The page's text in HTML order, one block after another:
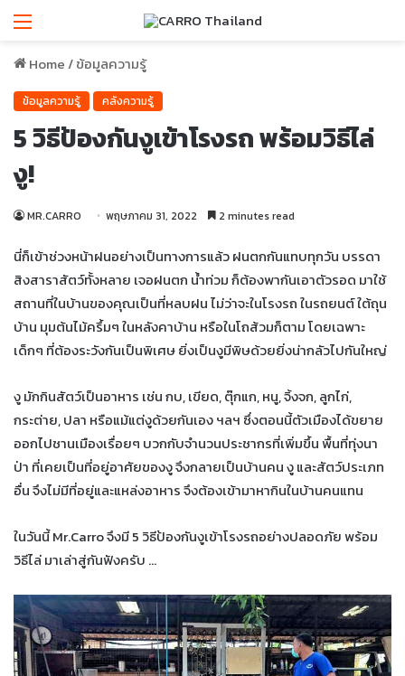
Menu
Home/ข้อมูลความรู้
ข้อมูลความรู้ คลังความรู้
5 วิธีป้องกันงูเข้าโรงรถ พร้อมวิธีไล่
งู!
MR.CARRO พฤษภาคม 31, 2022 2 minutes read
นี่ก็เข้าช่วงหน้าฝนอย่างเป็นทางการแล้ว ฝนตกกันแทบทุกวัน บรรดา
สิงสาราสัตว์ทั้งหลาย เจอฝนตก น้ำท่วม ก็ต้องพากันเอาตัวรอด มาใช้
สถานที่ในบ้านของคุณเป็นที่หลบฝน ไม่ว่าจะในโรงรถ ในรถยนต์ ใต้ถุน
บ้าน มุมต้นไม้ครึ้มๆ ในหลังคาบ้าน หรือในโถส้วมก็ตาม โดยเฉพาะ
เด็กๆ ที่ต้องระวังกันเป็นพิเศษ ยิ่งเป็นงูมีพิษด้วยยิ่งน่ากลัวไปกันใหญ่
งู มักกินสัตว์เป็นอาหาร เช่น กบ, เขียด, ตุ๊กแก, หนู, จิ้งจก, ลูกไก่,
กระต่าย, ปลา หรือแม้แต่งูด้วยกันเอง ฯลฯ ซึ่งตอนนี้ตัวเมืองได้ขยาย
ออกไปชานเมืองเรื่อยๆ บวกกับจำนวนประชากรที่เพิ่มขึ้น พื้นที่ทุ่งนา
ป่า ที่เคยเป็นที่อยู่อาศัยของงู จึงกลายเป็นบ้านคน งู และสัตว์ประเภท
อื่น จึงไม่มีที่อยู่และแหล่งอาหาร จึงต้องเข้ามาหากินในบ้านคนแทน
ในวันนี้ Mr.Carro จึงมี 5 วิธีป้องกันงูเข้าโรงรถอย่างปลอดภัย พร้อม
วิธีไล่ มาเล่าสู่กันฟังครับ …